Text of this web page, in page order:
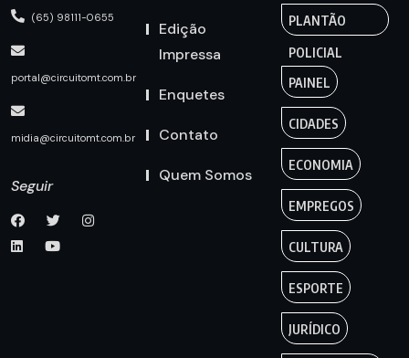
(65) 98111-0655
portal@circuitomt.com.br
midia@circuitomt.com.br
Seguir
Edição
Impressa
Enquetes
Contato
Quem Somos
PLANTÃO
POLICIAL
PAINEL
CIDADES
ECONOMIA
EMPREGOS
CULTURA
ESPORTE
JURÍDICO